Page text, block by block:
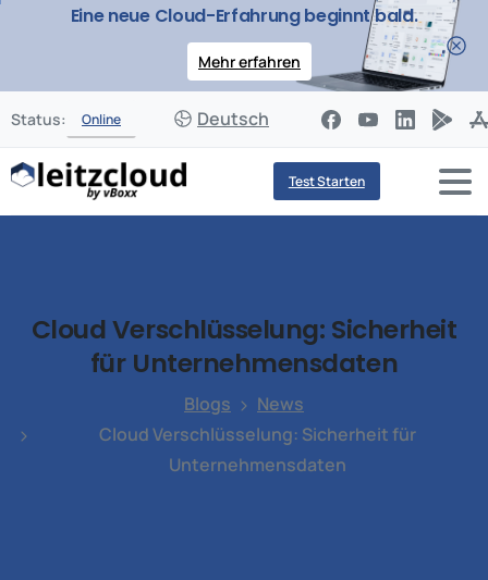
Eine neue Cloud-Erfahrung beginnt bald.
Mehr erfahren
Status: Online Deutsch
Test Starten
CloudVerschlüsselung: Sicherheit
für Unternehmensdaten
Blogs
News
Cloud Verschlüsselung: Sicherheit für
Unternehmensdaten